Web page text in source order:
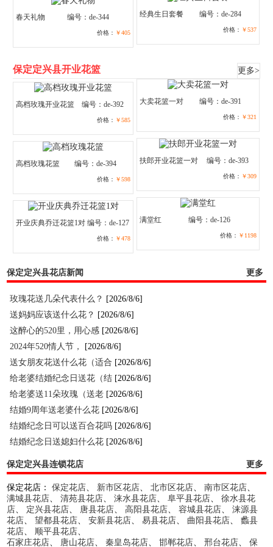
春天礼物 编号：de-344
价格： ￥405
经典生日套餐 编号：de-284
价格： ￥537
保定定兴县开业花篮 更多>
高档玫瑰开业花篮 编号：de-392
价格： ￥585
大卖花篮一对 编号：de-391
价格： ￥321
高档玫瑰花篮 编号：de-394
价格： ￥598
扶郎开业花篮一对 编号：de-393
价格： ￥309
开业庆典乔迁花篮1对 编号：de-127
价格： ￥478
满堂红 编号：de-126
价格： ￥1198
保定定兴县花店新闻 更多
玫瑰花送几朵代表什么？ [2026/8/6]
送妈妈应该送什么花？ [2026/8/6]
这醉心的520里，用心感 [2026/8/6]
2024年520情人节，
[2026/8/6]
送女朋友花送什么花（适合 [2026/8/6]
给老婆结婚纪念日送花（结 [2026/8/6]
给老婆送11朵玫瑰（送老 [2026/8/6]
结婚9周年送老婆什么花 [2026/8/6]
结婚纪念日可以送百合花吗 [2026/8/6]
结婚纪念日送媳妇什么花 [2026/8/6]
保定定兴县连锁花店 更多
保定花店：保定花店、 新市区花店、北市区花店、南市区花店、
满城县花店、清苑县花店、涞水县花店、阜平县花店、徐水县花
店、 定兴县花店、 唐县花店、高阳县花店、容城县花店、涞源县
花店、望都县花店、安新县花店、易县花店、 曲阳县花店、蠡县
花店、 顺平县花店、
石家庄花店、 唐山花店、秦皇岛花店、邯郸花店、邢台花店、保